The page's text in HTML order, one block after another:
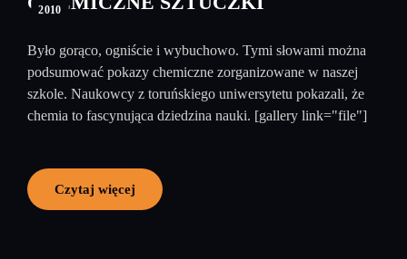
2010
Było gorąco, ogniście i wybuchowo. Tymi słowami można
podsumować pokazy chemiczne zorganizowane w naszej
szkole. Naukowcy z toruńskiego uniwersytetu pokazali, że
chemia to fascynująca dziedzina nauki. [gallery link="file"]
Czytaj więcej